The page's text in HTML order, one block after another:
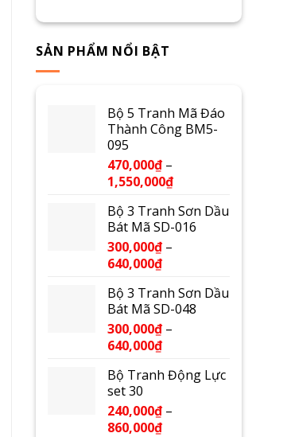
SẢN PHẨM NỔI BẬT
Bộ 5 Tranh Mã Đáo
Thành Công BM5-
095
470,000₫ –
1,550,000₫
Bộ 3 Tranh Sơn Dầu
Bát Mã SD-016
300,000₫ –
640,000₫
Bộ 3 Tranh Sơn Dầu
Bát Mã SD-048
300,000₫ –
640,000₫
Bộ Tranh Động Lực
set 30
240,000₫ –
860,000₫